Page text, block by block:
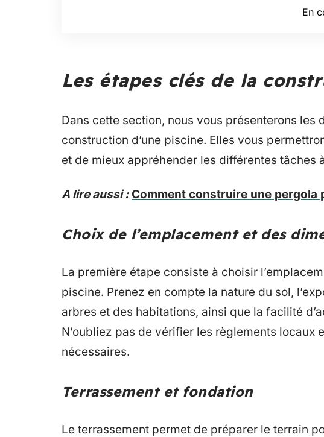
En
Les étapes clés de la
Dans cette section, nous vous présenterons les
construction d’une piscine. Elles vous
et de mieux appréhender les différentes tâches
A lire aussi : Comment construire une pergola
Choix de l’emplacement et des
La première étape consiste à choisir
piscine. Prenez en compte la nature du sol,
arbres et des habitations, ainsi que la facilité
N’oubliez pas de vérifier les règlements locaux
nécessaires.
Terrassement et fondation
Le terrassement permet de préparer le terrain